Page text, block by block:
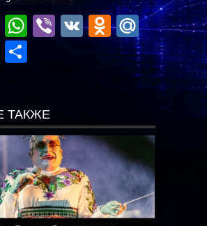
TwitterWhatsApp
Viber
VK
BloggerОтправить
ТАКЖЕ